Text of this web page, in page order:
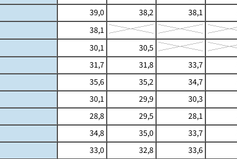
39,0 38,2 38,1
38,1
30,1
30,5
31,7 31,8 33,7
35,6 35,2 34,7
30,1 29,9 30,3
28,8 29,5 28,1
34,8 35,0 33,7
33,0 32,8 33,6